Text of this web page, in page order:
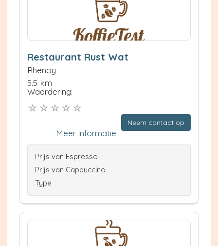
Restaurant Rust Wat
Rhenoy
5.5 km
Waardering:
Neem contact op
Meer informatie
Prijs van Espresso
Prijs van Cappuccino
Type